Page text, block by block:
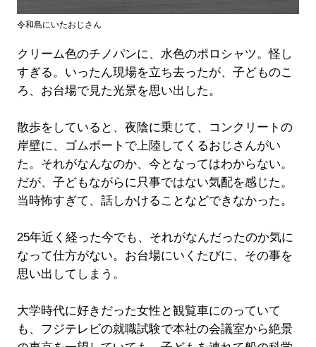
令和島にいたおじさん
クリーム色のチノパンに、水色のポロシャツ。怪し
すぎる。いったん現場を立ち去ったが、子どものこ
ろ、お台場で見た光景を思い出した。
散歩をしていると、夜陰に乗じて、コンクリートの
岸壁に、ゴムボートで上陸してくるおじさんがい
た。それがなんなのか、今となってはわからない。
だが、子どもながらに只事ではない気配を感じた。
当時怖すぎて、話しかけることなどできなかった。
25年近く経った今でも、それがなんだったのか気に
なって仕方がない。お台場にいくたびに、その事を
思い出してしまう。
大学時代に好きだった女性と観覧車にのっていて
も、フジテレビの就職試験で本社の会議室から絶景